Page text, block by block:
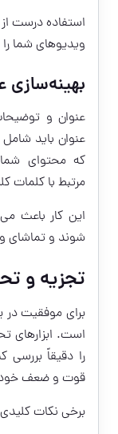
استفاده درست
ویدیوهای شما
بهینه‌سازی
عنوان و
عنوان باید
که محتوای
مرتبط با کلمات
این کار باعث
شوند و تماشای
تجزیه و
برای موفقیت در
است. ابزارهای
را دقیقاً
قوت و ضعف خود
برخی نکات